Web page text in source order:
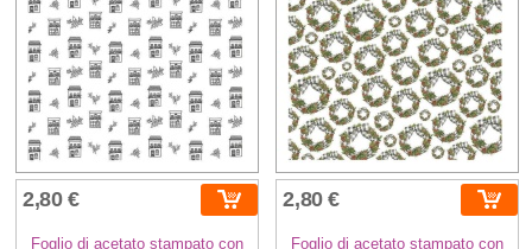
2,80 €
Foglio di acetato stampato con
2,80 €
Foglio di acetato stampato con